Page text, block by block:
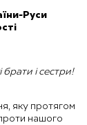
Руси
і сестри!
яку протягом
нашого